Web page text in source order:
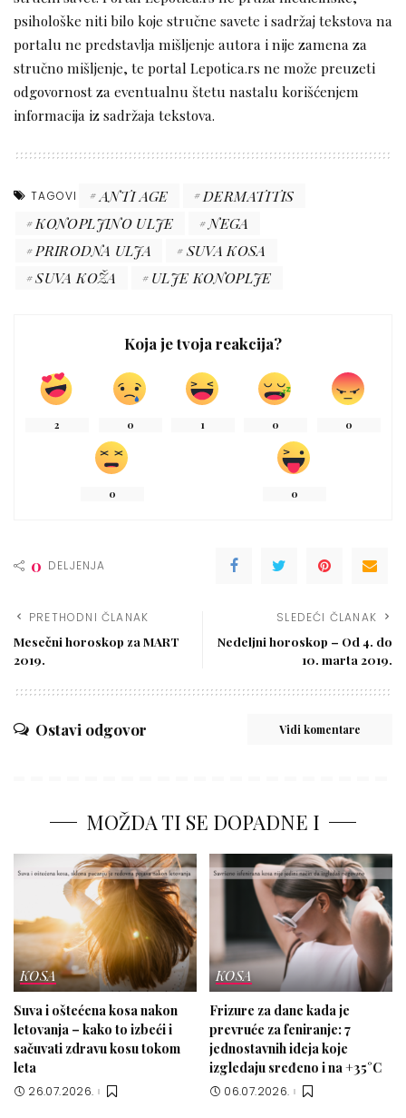
psihološke niti bilo koje stručne savete i sadržaj tekstova na
portalu ne predstavlja mišljenje autora i nije zamena za
stručno mišljenje, te portal Lepotica.rs ne može preuzeti
odgovornost za eventualnu štetu nastalu korišćenjem
informacija iz sadržaja tekstova.
TAGOVI ANTI AGE
DERMATITIS
KONOPLJINO ULJE
NEGA
PRIRODNA ULJA
SUVA KOSA
SUVA KOŽA
ULJE KONOPLJE
Koja je tvoja reakcija?
2 0 1 0 0
0 0
0 DELJENJA
PRETHODNI ČLANAK
Mesečni horoskop za MART
2019.
SLEDEĆI ČLANAK
Nedeljni horoskop – Od 4. do
10. marta 2019.
Ostavi odgovor Vidi komentare
MOŽDA TI SE DOPADNE I
KOSA
Suva i oštećena kosa nakon
letovanja – kako to izbeći i
sačuvati zdravu kosu tokom
leta
26.07.2026.
KOSA
Frizure za dane kada je
prevruće za feniranje: 7
jednostavnih ideja koje
izgledaju sređeno i na +35°C
06.07.2026.